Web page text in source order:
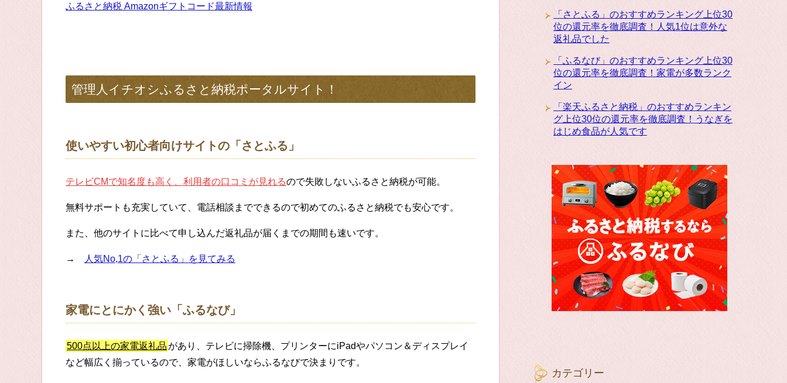
ふるさと納税 Amazonギフトコード最新情報
管理人イチオシふるさと納税ポータルサイト！
使いやすい初心者向けサイトの「さとふる」
テレビCMで知名度も高く、利用者の口コミが見れるので失敗しないふるさと納税が可能。
無料サポートも充実していて、電話相談までできるので初めてのふるさと納税でも安心です。
また、他のサイトに比べて申し込んだ返礼品が届くまでの期間も速いです。
→ 人気No,1の「さとふる」を見てみる
家電にとにかく強い「ふるなび」
500点以上の家電返礼品 があり、テレビに掃除機、プリンターにiPadやパソコン＆ディスプレイ
など幅広く揃っているので、家電がほしいならふるなびで決まりです。
「さとふる」のおすすめランキング上位30
位の還元率を徹底調査！人気1位は意外な
返礼品でした
「ふるなび」のおすすめランキング上位30
位の還元率を徹底調査！家電が多数ランク
イン
「楽天ふるさと納税」のおすすめランキン
グ上位30位の還元率を徹底調査！うなぎを
はじめ食品が人気です
カテゴリー